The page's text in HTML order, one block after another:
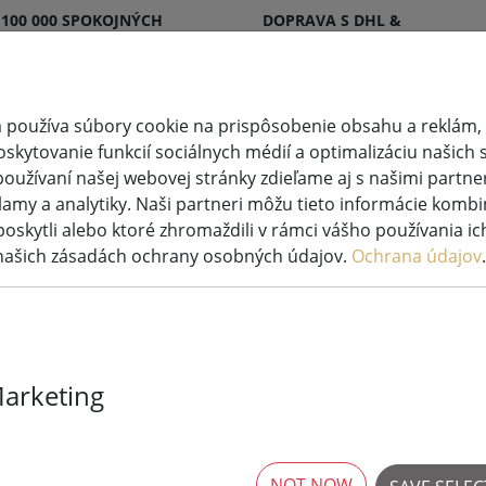
000 SPOKOJNÝCH
DOPRAVA S DHL &
Sviečky
LED
Systémy
svetiel
Lumineo
svetlá Basic
používa súbory cookie na prispôsobenie obsahu a
funkcií sociálnych médií a optimalizáciu našich
našej webovej stránky zdieľame aj s našimi
a analytiky. Naši partneri môžu tieto informácie
alebo ktoré zhromaždili v rámci vášho používania
zásadách ochrany osobných údajov. Ochrana údajov.